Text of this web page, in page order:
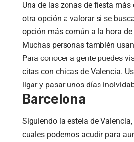
Una de las zonas de fiesta
otra opción a valorar si se
opción más común a la hora de
Muchas personas también
Para conocer a gente puedes
citas con chicas de Valencia.
ligar y pasar unos días
Barcelona
Siguiendo la estela de
cuales podemos acudir para